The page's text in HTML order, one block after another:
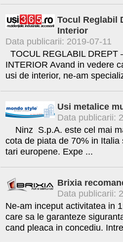
Tocul Reglabil
Interior
Data publicarii: 2019-07-11
TOCUL REGLABIL DREPT
INTERIOR Avand in vedere
usi de interior, ne-am
Usi metalice
Data publicarii:
Ninz S.p.A. este cel mai
cota de piata de 70% in
tari europene. Expe ...
Brixia
Data publicarii:
Ne-am inceput activitatea in
care sa le garanteze
cand pleaca in concediu.